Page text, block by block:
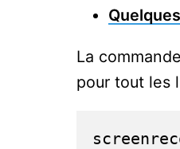
La commande
pour tout les